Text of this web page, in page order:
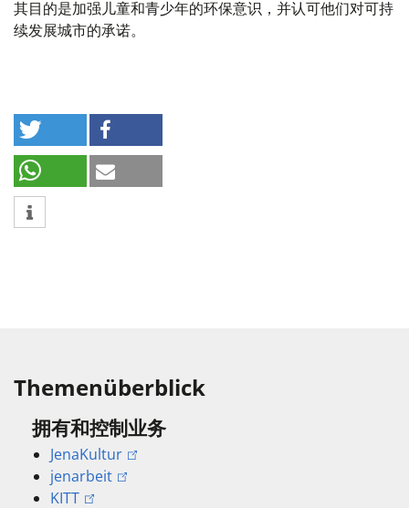
其目的是加强儿童和青少年的环保意识，并认可他们对可持
续发展城市的承诺。
Themenüberblick
拥有和控制业务
JenaKultur
jenarbeit
KITT